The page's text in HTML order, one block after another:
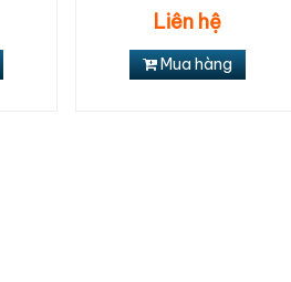
Liên hệ
Mua hàng